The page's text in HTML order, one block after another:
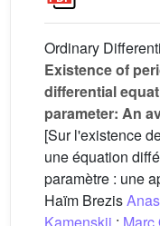
Ordinary
Existence of
differential
parameter: An
[Sur l'existence
une équation
paramètre : une
Haïm Brezis
Kamenskii ; Marc